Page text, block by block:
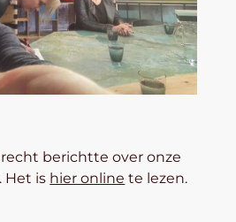
berichtte over onze
Het is hier online te lezen.